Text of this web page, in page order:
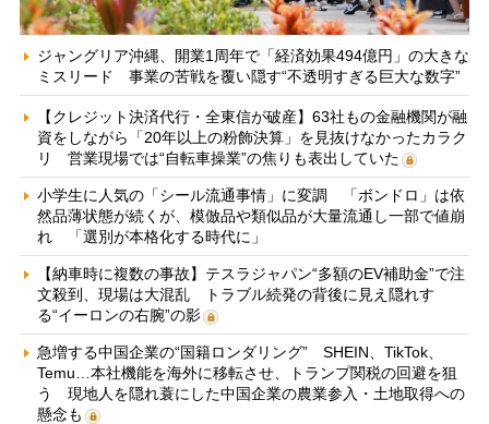
ジャングリア沖縄、開業1周年で「経済効果494億円」の大きな
ミスリード 事業の苦戦を覆い隠す“不透明すぎる巨大な数字”
【クレジット決済代行・全東信が破産】63社もの金融機関が融
資をしながら「20年以上の粉飾決算」を見抜けなかったカラク
リ 営業現場では“自転車操業”の焦りも表出していた
小学生に人気の「シール流通事情」に変調 「ボンドロ」は依
然品薄状態が続くが、模倣品や類似品が大量流通し一部で値崩
れ 「選別が本格化する時代に」
【納車時に複数の事故】テスラジャパン“多額のEV補助金”で注
文殺到、現場は大混乱 トラブル続発の背後に見え隠れす
る“イーロンの右腕”の影
急増する中国企業の“国籍ロンダリング” SHEIN、TikTok、
Temu…本社機能を海外に移転させ、トランプ関税の回避を狙
う 現地人を隠れ蓑にした中国企業の農業参入・土地取得への
懸念も